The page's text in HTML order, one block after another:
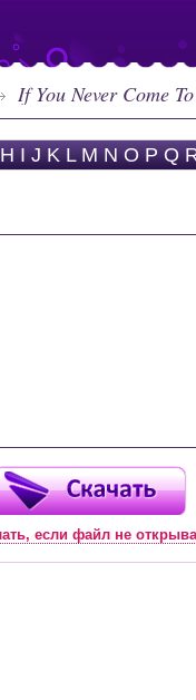
If You Never Come
H I J K L M N O P Q
если файл не